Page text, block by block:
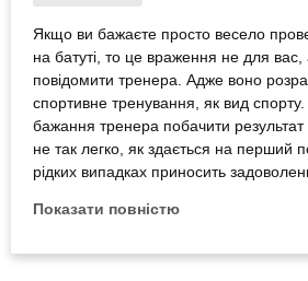
Якщо ви бажаєте просто весело
на батуті, то це враження не для
повідомити тренера. Адже воно
спортивне тренування, як вид спорту.
бажання тренера побачити
не так легко, як здається на перший
рідких випадках приносить
Показати повністю